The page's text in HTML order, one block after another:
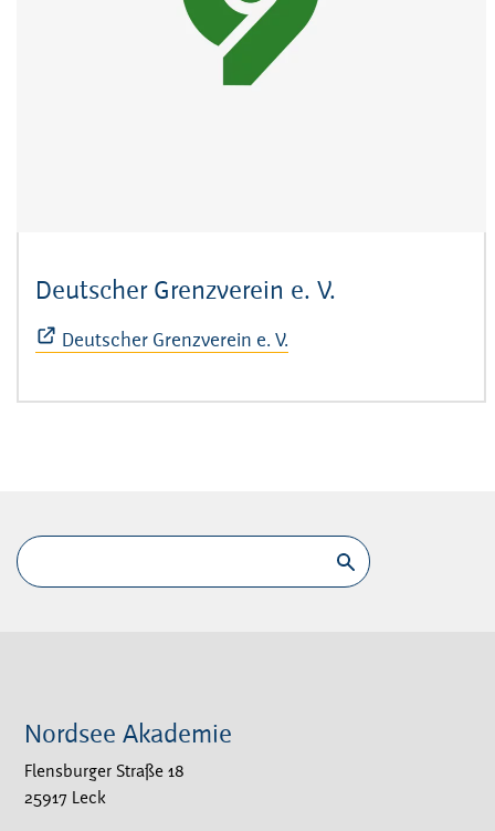
Deutscher Grenzverein e. V.
Deutscher Grenzverein e. V.
Nordsee Akademie
Flensburger Straße 18
25917 Leck